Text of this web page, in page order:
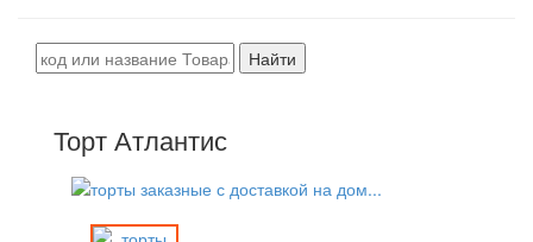
Найти
Торт Атлантис